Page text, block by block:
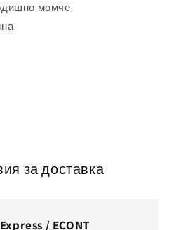
момче
за доставка
/ ECONT